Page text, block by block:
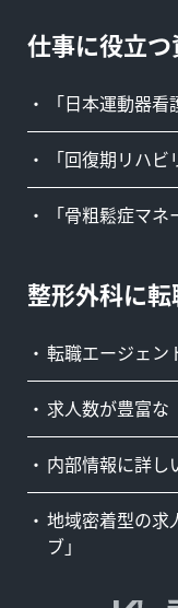
仕事に役立
「日本運動器
「回復期リハビ
「骨粗鬆症マネ
整形外科に
転職エージェン
求人数が豊富な
内部情報に詳し
地域密着型の求
ブ」